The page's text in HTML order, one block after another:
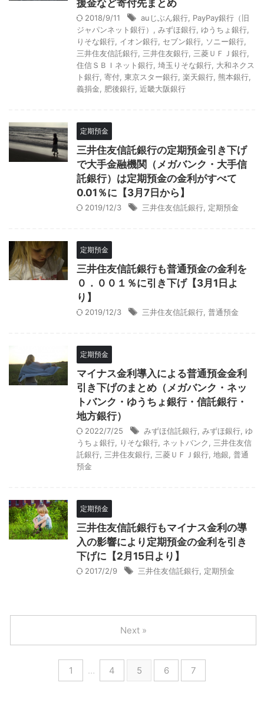
援金など寄付先まとめ
2018/9/11 auじぶん銀行 PayPay銀行（旧
ジャパンネット銀行）
みずほ銀行 ゆうちょ銀行
りそな銀行 イオン銀行 セブン銀行 ソニー銀行
三井住友信託銀行 三井住友銀行 三菱ＵＦＪ銀行
住信ＳＢＩネット銀行 埼玉りそな銀行 大和ネクス
ト銀行 寄付 東京スター銀行 楽天銀行 熊本銀行
義捐金
肥後銀行 近畿大阪銀行
定期預金
三井住友信託銀行の定期預金引き下げ
で大手金融機関（メガバンク・大手信
託銀行）は定期預金の金利がすべて
0.01％に【3月7日から】
2019/12/3 三井住友信託銀行 定期預金
定期預金
三井住友信託銀行も普通預金の金利を
０．００１％に引き下げ【3月1日よ
り】
2019/12/3 三井住友信託銀行 普通預金
定期預金
マイナス金利導入による普通預金金利
引き下げのまとめ（メガバンク・ネッ
トバンク・ゆうちょ銀行・信託銀行・
地方銀行）
2022/7/25 みずほ信託銀行 みずほ銀行 ゆ
うちょ銀行
りそな銀行 ネットバンク
三井住友信
託銀行 三井住友銀行 三菱ＵＦＪ銀行 地銀 普通
預金
定期預金
三井住友信託銀行もマイナス金利の導
入の影響により定期預金の金利を引き
下げに【2月15日より】
2017/2/9 三井住友信託銀行 定期預金
1 … 4 5 6 7
Next »